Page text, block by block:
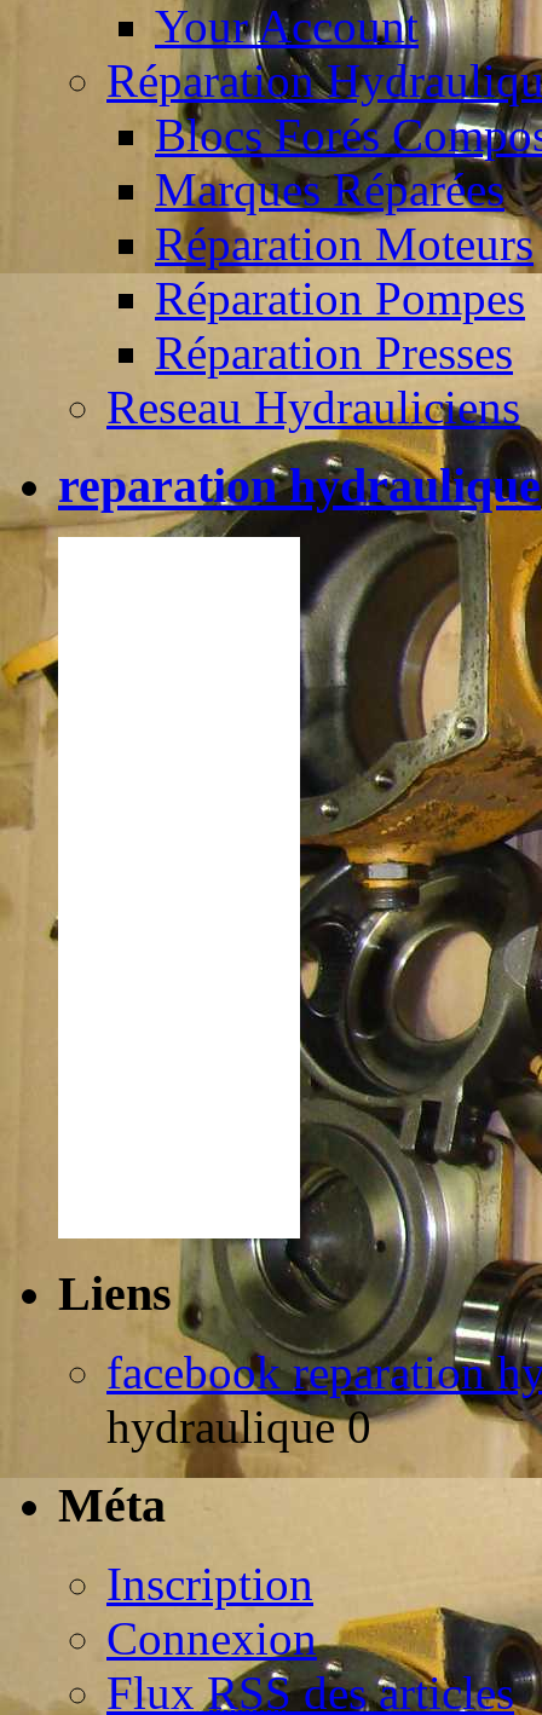
Your Account
Réparation
Blocs Forés
Marques Réparées
Réparation Moteurs
Réparation Pompes
Réparation Presses
Reseau Hydrauliciens
reparation hydraulique
Liens
facebook reparation
hydraulique 0
Méta
Inscription
Connexion
FluxRSSdes articles